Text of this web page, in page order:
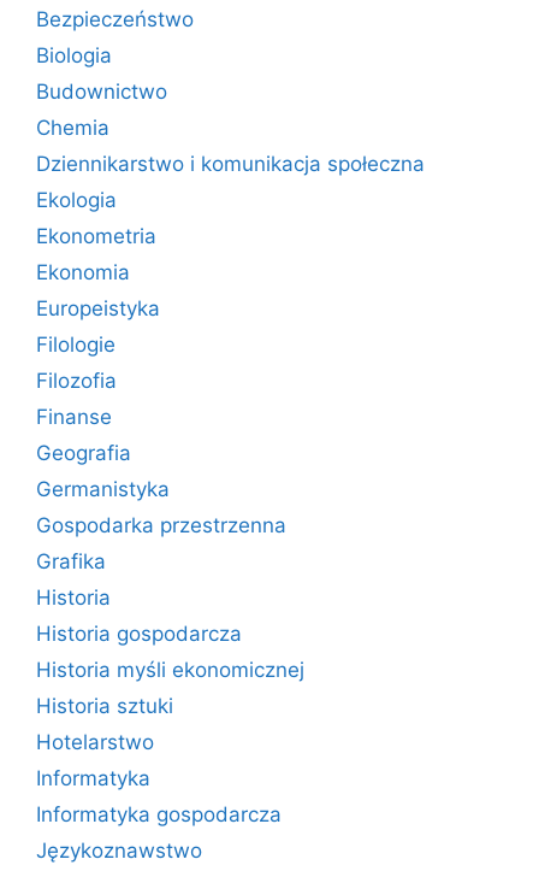
Bezpieczeństwo
Biologia
Budownictwo
Chemia
Dziennikarstwo i komunikacja społeczna
Ekologia
Ekonometria
Ekonomia
Europeistyka
Filologie
Filozofia
Finanse
Geografia
Germanistyka
Gospodarka przestrzenna
Grafika
Historia
Historia gospodarcza
Historia myśli ekonomicznej
Historia sztuki
Hotelarstwo
Informatyka
Informatyka gospodarcza
Językoznawstwo